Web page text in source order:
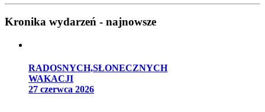
Kronika wydarzeń - najnowsze
RADOSNYCH,SŁONECZNYCH
WAKACJI
27 czerwca 2026